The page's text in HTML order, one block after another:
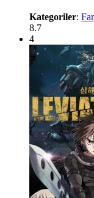
Kategoriler:
8.7
4